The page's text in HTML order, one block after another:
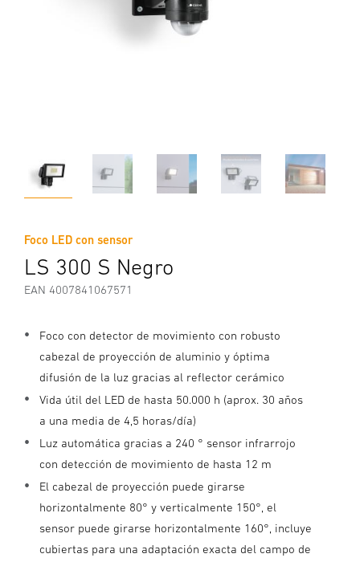
Foco LED con sensor
LS 300 S Negro
EAN 4007841067571
Foco con detector de movimiento con robusto
cabezal de proyección de aluminio y óptima
difusión de la luz gracias al reflector cerámico
Vida útil del LED de hasta 50.000 h (aprox. 30 años
a una media de 4,5 horas/día)
Luz automática gracias a 240 ° sensor infrarrojo
con detección de movimiento de hasta 12 m
El cabezal de proyección puede girarse
horizontalmente 80° y verticalmente 150°, el
sensor puede girarse horizontalmente 160°, incluye
cubiertas para una adaptación exacta del campo de